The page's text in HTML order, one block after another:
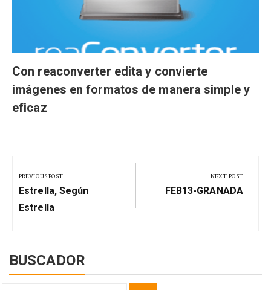
Con reaconverter edita y convierte
imágenes en formatos de manera simple y
eficaz
de
entradas
PREVIOUS POST
Previous
Post:
Estrella, Según
Estrella
NEXT POST
Next
FEB13-GRANADA
BUSCADOR